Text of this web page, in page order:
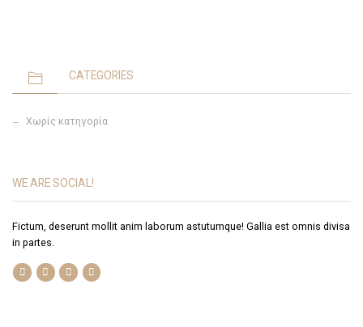
CATEGORIES
Χωρίς κατηγορία
WE ARE SOCIAL!
Fictum, deserunt mollit anim laborum astutumque! Gallia est omnis divisa
in partes.